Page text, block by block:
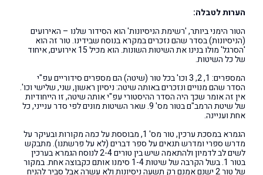
הערות לטבלה:
הטור הימני ביותר, 'רשימת הניסיונות' הוא הסידור שלנו – האירועים
(הניסיונות) בסדר שהם נזכרים במקרא בנוסח שבידינו. טור זה הוא
'הסרגל' מולו בנינו את השיטות השונות. הוא מכיל 15 אירועים, איחוד
של כל השיטות.
המספרים: 1, 2, 3 וכו' בכל טור (שיטה) הם מספרים סידוריים עפ"י
הסדר שהם מנויים ונזכרים באותה שיטה: ניסיון ראשון, שני, שלישי וכו'.
אין זה אומר שכך היה הסדר ההיסטורי עפ"י אותה שיטה, זו הייחודיות
של שיטת הרמב"ם בטור מס' 9. שאר השיטות מונים לפי סדר ענייני, כל
אחת ועניינה.
הגמרא במסכת ערכין, טור מס' 1, מבוססת על כמה מקורות ובעיקר על
מדרש ספרי ומדרש תנאים על ספר דברים (לא על פרשתנו). מתבקש
לשים לב לדמיון ולהתאמה שיש בין טורים 2-4 לנוסח הגמרא בערכין
בטור 1. בשל הקרבה של שיטות 1-4 סימנו אותם כקבוצה אחת. במקור
של טור 2 ישנם אמנם רק תשעה ניסיונות ולא עשרה אבל סביר להניח